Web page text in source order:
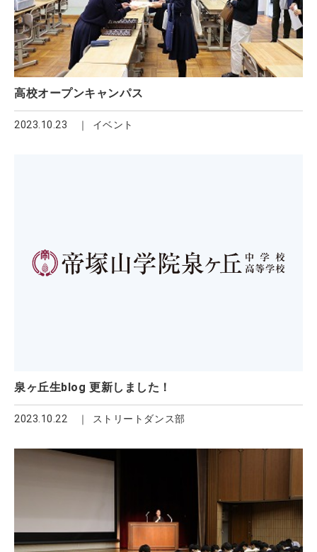
高校オープンキャンパス
2023.10.23 イベント
泉ヶ丘生blog 更新しました！
2023.10.22 ストリートダンス部